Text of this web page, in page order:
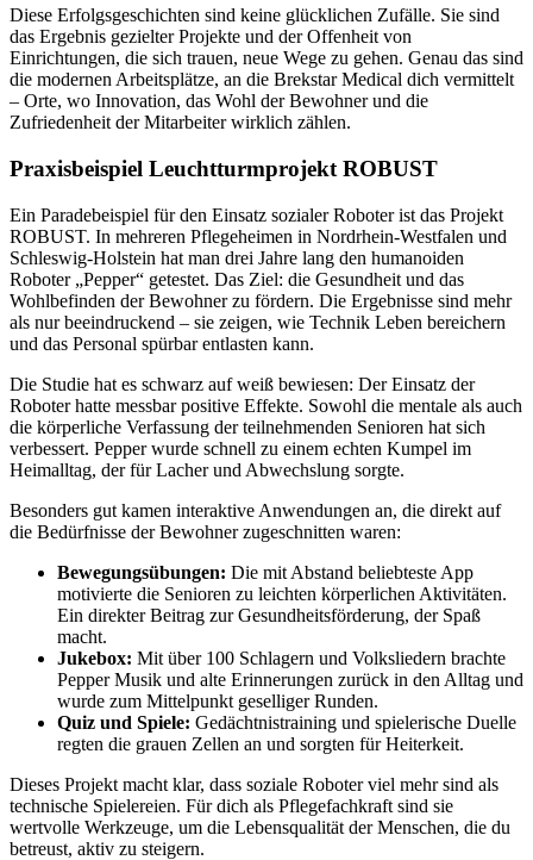
Diese Erfolgsgeschichten sind keine glücklichen Zufälle. Sie sind
das Ergebnis gezielter Projekte und der Offenheit von
Einrichtungen, die sich trauen, neue Wege zu gehen. Genau das sind
die modernen Arbeitsplätze, an die Brekstar Medical dich vermittelt
– Orte, wo Innovation, das Wohl der Bewohner und die
Zufriedenheit der Mitarbeiter wirklich zählen.
Praxisbeispiel Leuchtturmprojekt ROBUST
Ein Paradebeispiel für den Einsatz sozialer Roboter ist das Projekt
ROBUST. In mehreren Pflegeheimen in Nordrhein-Westfalen und
Schleswig-Holstein hat man drei Jahre lang den humanoiden
Roboter „Pepper“ getestet. Das Ziel: die Gesundheit und das
Wohlbefinden der Bewohner zu fördern. Die Ergebnisse sind mehr
als nur beeindruckend – sie zeigen, wie Technik Leben bereichern
und das Personal spürbar entlasten kann.
Die Studie hat es schwarz auf weiß bewiesen: Der Einsatz der
Roboter hatte messbar positive Effekte. Sowohl die mentale als auch
die körperliche Verfassung der teilnehmenden Senioren hat sich
verbessert. Pepper wurde schnell zu einem echten Kumpel im
Heimalltag, der für Lacher und Abwechslung sorgte.
Besonders gut kamen interaktive Anwendungen an, die direkt auf
die Bedürfnisse der Bewohner zugeschnitten waren:
Bewegungsübungen: Die mit Abstand beliebteste App
motivierte die Senioren zu leichten körperlichen Aktivitäten.
Ein direkter Beitrag zur Gesundheitsförderung, der Spaß
macht.
Jukebox: Mit über 100 Schlagern und Volksliedern brachte
Pepper Musik und alte Erinnerungen zurück in den Alltag und
wurde zum Mittelpunkt geselliger Runden.
Quiz und Spiele: Gedächtnistraining und spielerische Duelle
regten die grauen Zellen an und sorgten für Heiterkeit.
Dieses Projekt macht klar, dass soziale Roboter viel mehr sind als
technische Spielereien. Für dich als Pflegefachkraft sind sie
wertvolle Werkzeuge, um die Lebensqualität der Menschen, die du
betreust, aktiv zu steigern.